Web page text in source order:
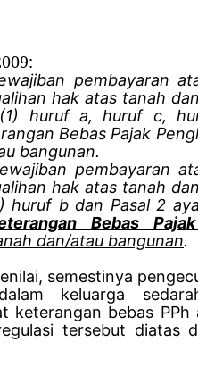
pembayaran
hak atas tanah
huruf a, huruf c,
Bebas Pajak
bangunan.
pembayaran
hak atas tanah
huruf b dan Pasal 2
Bebas
dan/atau bangunan.
semestinya
keluarga
keterangan bebas
tersebut diatas